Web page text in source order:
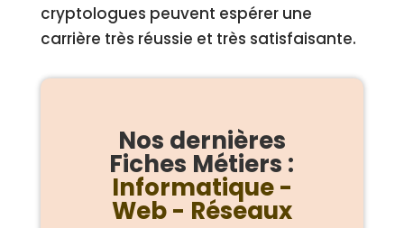
cryptologues peuvent espérer une
carrière très réussie et très satisfaisante.
Nos dernières
Fiches Métiers :
Informatique -
Web - Réseaux